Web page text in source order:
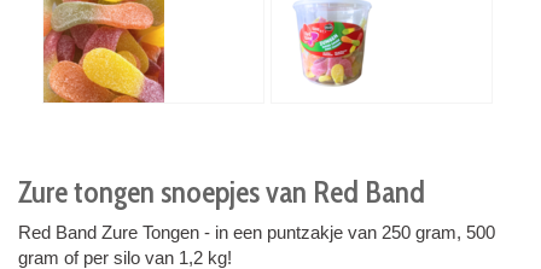
Zure tongen snoepjes van Red Band
Red Band Zure Tongen - in een puntzakje van 250 gram, 500
gram of per silo van 1,2 kg!